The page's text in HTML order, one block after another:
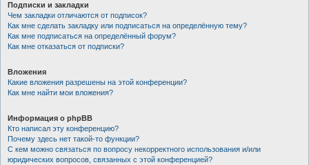
Подписки и закладки
Чем закладки отличаются от подписок?
Как мне сделать закладку или подписаться на определённую тему?
Как мне подписаться на определённый форум?
Как мне отказаться от подписки?
Вложения
Какие вложения разрешены на этой конференции?
Как мне найти мои вложения?
Информация о phpBB
Кто написал эту конференцию?
Почему здесь нет такой-то функции?
С кем можно связаться по вопросу некорректного использования и/или
юридических вопросов, связанных с этой конференцией?